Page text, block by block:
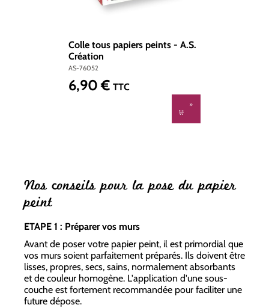
Colle tous papiers peints - A.S.
Création
AS-76052
Prix régulier :
6,90 € TTC
Nos conseils pour la pose du papier
peint
ETAPE 1 : Préparer vos murs
Avant de poser votre papier peint, il est primordial que
vos murs soient parfaitement préparés. Ils doivent être
lisses, propres, secs, sains, normalement absorbants
et de couleur homogène. L'application d'une sous-
couche est fortement recommandée pour faciliter une
future dépose.